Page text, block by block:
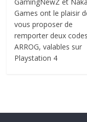
Games ont le plaisir
vous proposer de
remporter deux
ARROG, valables sur
Playstation 4